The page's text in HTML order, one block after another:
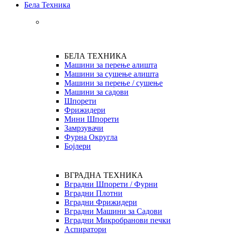
Бела Техника
БЕЛА ТЕХНИКА
Машини за перење алишта
Машини за сушење алишта
Машини за перење / сушење
Машини за садови
Шпорети
Фрижидери
Мини Шпорети
Замрзувачи
Фурна Округла
Бојлери
ВГРАДНА ТЕХНИКА
Вградни Шпорети / Фурни
Вградни Плотни
Вградни Фрижидери
Вградни Машини за Садови
Вградни Микробранови печки
Аспиратори